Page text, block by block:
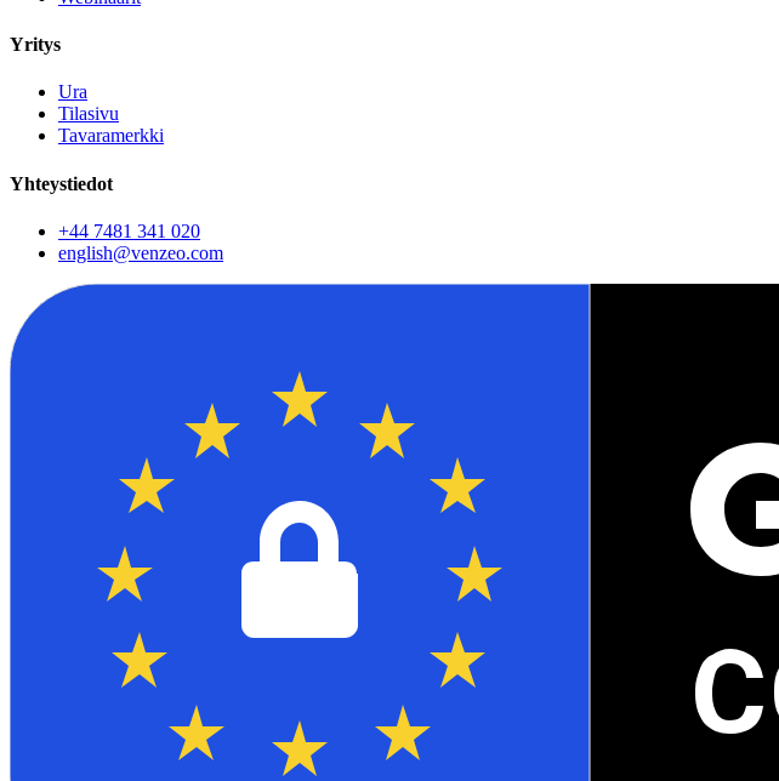
Yritys
Ura
Tilasivu
Tavaramerkki
Yhteystiedot
+44 7481 341 020
english@venzeo.com